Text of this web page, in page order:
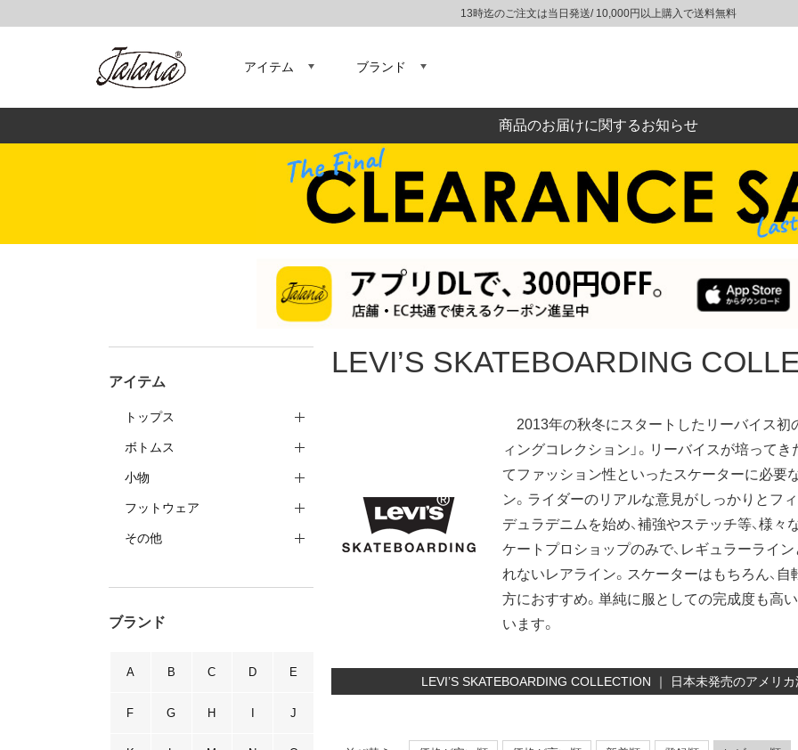
13時迄のご注文は当日発送/ 10,000円以上購入で送料無料
アイテム ブランド
商品のお届けに関するお知らせ
アイテム
トップス
ボトムス
小物
フットウェア
その他
ブランド
A B C D E
F G H I J
LEVI’S SKATEBOARDING
2013年の秋冬にスタートしたリーバイス初
ィングコレクション」。リーバイスが培ってき
てファッション性といったスケーターに必要
ン。ライダーのリアルな意見がしっかりとフ
デュラデニムを始め、補強やステッチ等、様
ケートプロショップのみで、レギュラーライ
れないレアライン。スケーターはもちろん、
方におすすめ。単純に服としての完成度も高
います。
LEVI’S SKATEBOARDING COLLECTION ｜ 日本未発売のアメリ